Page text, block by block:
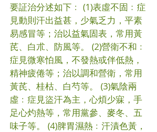
要証治分述如下﹕ (1)表虛不固﹕症
見動則汗出益甚，少氣乏力，平素
易感冒等；治以益氣固表，常用黃
芪、白朮、防風等。 (2)營衛不和﹕
症見微寒怕風，不發熱或伴低熱，
精神疲倦等；治以調和營衛，常用
黃芪、桂枯、白芍等。 (3)氣陰兩
虛﹕症見盜汗為主，心煩少寐，手
足心灼熱等，常用黨參、麥冬、五
味子等。 (4)脾胃濕熱﹕汗漬色黃，